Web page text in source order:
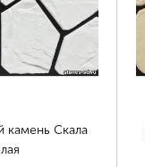
камень Скала